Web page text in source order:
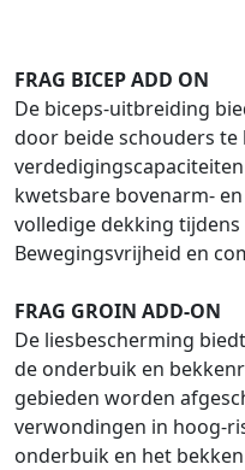
FRAG BICEP ADD ON
De biceps-uitbreiding
door beide schouders te
kwetsbare bovenarm-
volledige dekking
Bewegingsvrijheid en
FRAG GROIN ADD-ON
De liesbescherming
de onderbuik en
gebieden worden
verwondingen in hoog-
onderbuik en het